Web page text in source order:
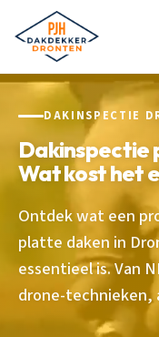
DAKINSPECTIE
Dakinspectie
Wat kost het
Ontdek wat een
platte daken in
essentieel is. Van
drone-technieken,